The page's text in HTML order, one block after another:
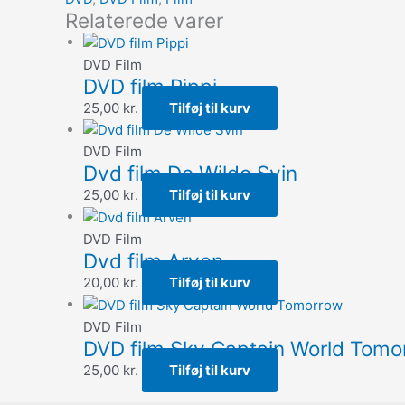
Relaterede varer
DVD Film
DVD film Pippi
25,00 kr. Tilføj til kurv
DVD Film
Dvd film De Wilde Svin
25,00 kr. Tilføj til kurv
DVD Film
Dvd film Arven
20,00 kr. Tilføj til kurv
DVD Film
DVD film Sky Captain World
25,00 kr. Tilføj til kurv